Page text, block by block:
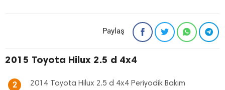
Paylaş
2015 Toyota Hilux 2.5 d 4x4
2 2014 Toyota Hilux 2.5 d 4x4 Periyodik Bakım